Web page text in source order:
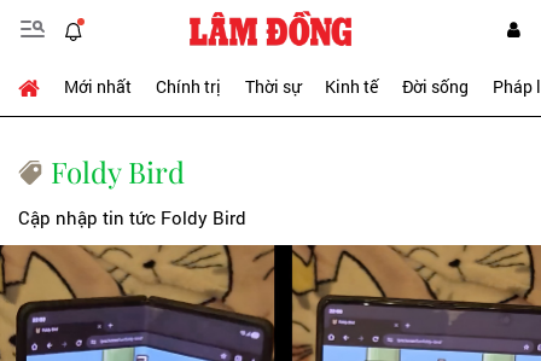
Mới nhất Chính trị Thời sự Kinh tế Đời sống Pháp
Foldy Bird
Cập nhập tin tức Foldy Bird